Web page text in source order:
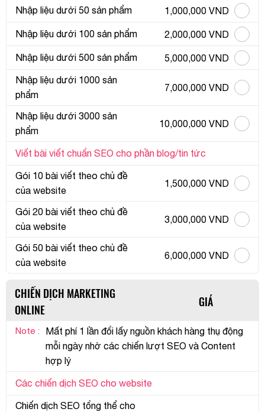
Nhập liệu dưới 50 sản phẩm 1,000,000 VND
Nhập liệu dưới 100 sản phẩm 2,000,000 VND
Nhập liệu dưới 500 sản phẩm 5,000,000 VND
Nhập liệu dưới 1000 sản
phẩm
7,000,000 VND
Nhập liệu dưới 3000 sản
phẩm
10,000,000 VND
Viết bài viết chuẩn SEO cho phần blog/tin tức
Gói 10 bài viết theo chủ đề
của website
1,500,000 VND
Gói 20 bài viết theo chủ đề
của website
3,000,000 VND
Gói 50 bài viết theo chủ đề
của website
6,000,000 VND
CHIẾN DỊCH MARKETING
ONLINE
GIÁ
Note :
Mất phí 1 lần đổi lấy nguồn khách hàng thụ động
mỗi ngày nhờ các chiến lượt SEO và Content
hợp lý
Các chiến dịch SEO cho website
Chiến dịch SEO tổng thể cho